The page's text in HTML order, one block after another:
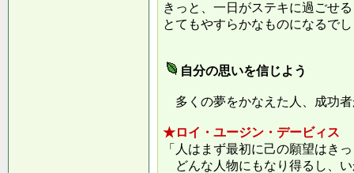
きっと、一日がステキに過ごせ
とてもやすらかなものになるで
自分の思いを信じよう
多くの夢をかなえた人、成功
★ロイ・ユージン・デービィス
「人はまず最初に己の願望はき
どんな人物にもなり得るし、